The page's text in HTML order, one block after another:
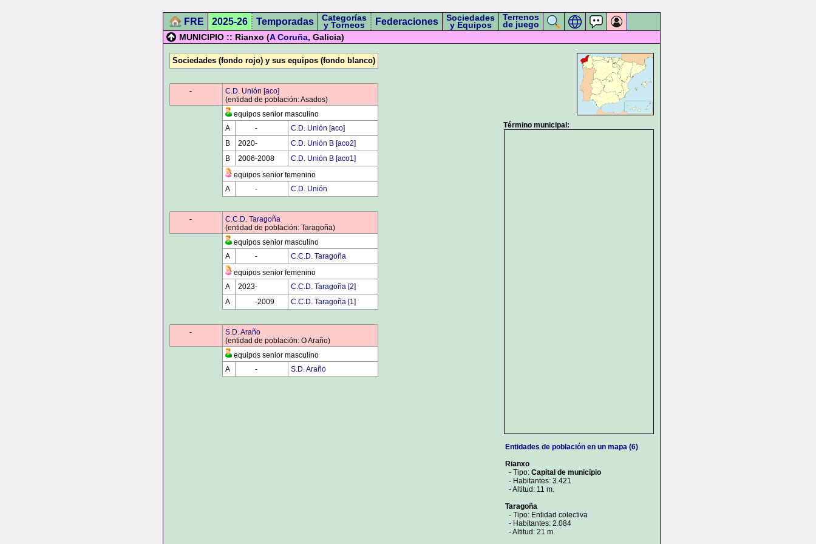
FRE 2025-26 Temporadas Categorías
y Torneos Federaciones Sociedades
y Equipos
Terrenos
de juego
MUNICIPIO :: Rianxo (A Coruña, Galicia)
Término municipal:
Entidades de población en un mapa (6)
Rianxo
- Tipo: Capital de municipio
- Habitantes: 3.421
- Altitud: 11 m.
Taragoña
- Tipo: Entidad colectiva
- Habitantes: 2.084
- Altitud: 21 m.
Sociedades (fondo rojo) y sus equipos (fondo blanco)
-
C.D. Unión [aco]
(entidad de población: Asados)
equipos senior masculino
A
-
C.D. Unión [aco]
B
2020-
C.D. Unión B [aco2]
B
2006-2008
C.D. Unión B [aco1]
equipos senior femenino
A
- C.D. Unión
-
C.C.D. Taragoña
(entidad de población: Taragoña)
equipos senior masculino
A
-
C.C.D. Taragoña
equipos senior femenino
A
2023-
C.C.D. Taragoña [2]
A
-2009 C.C.D. Taragoña [1]
-
S.D. Araño
(entidad de población: O Araño)
equipos senior masculino
A
- S.D. Araño